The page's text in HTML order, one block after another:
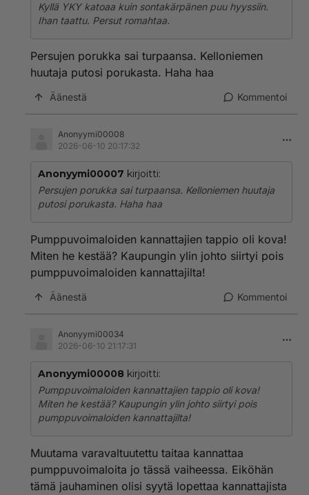
Kyllä YKY katoaa kuin sontakärpänen puu hyyssiin.
Ihan taattu. Persut romahtaa.
Persujen porukka sai turpaansa. Kelloniemen
huutaja putosi porukasta. Haha haa
Äänestä Kommentoi
Anonyymi00008
2026-06-10 20:17:32
Anonyymi00007 kirjoitti:
Persujen porukka sai turpaansa. Kelloniemen huutaja
putosi porukasta. Haha haa
Pumppuvoimaloiden kannattajien tappio oli kova!
Miten he kestää? Kaupungin ylin johto siirtyi pois
pumppuvoimaloiden kannattajilta!
Äänestä Kommentoi
Anonyymi00034
2026-06-10 21:17:31
Anonyymi00008 kirjoitti:
Pumppuvoimaloiden kannattajien tappio oli kova!
Miten he kestää? Kaupungin ylin johto siirtyi pois
pumppuvoimaloiden kannattajilta!
Muutama varavaltuutettu taitaa kannattaa
pumppuvoimaloita jo tässä vaiheessa. Eiköhän
tämä jauhaminen olisi syytä lopettaa kannattajista